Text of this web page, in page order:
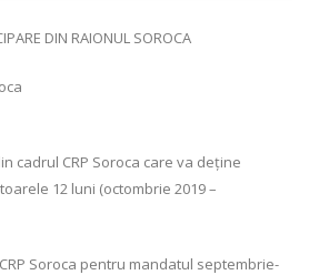
DIN RAIONUL SOROCA
cadrul CRP Soroca care va deține
12 luni (octombrie 2019 –
Soroca pentru mandatul septembrie-